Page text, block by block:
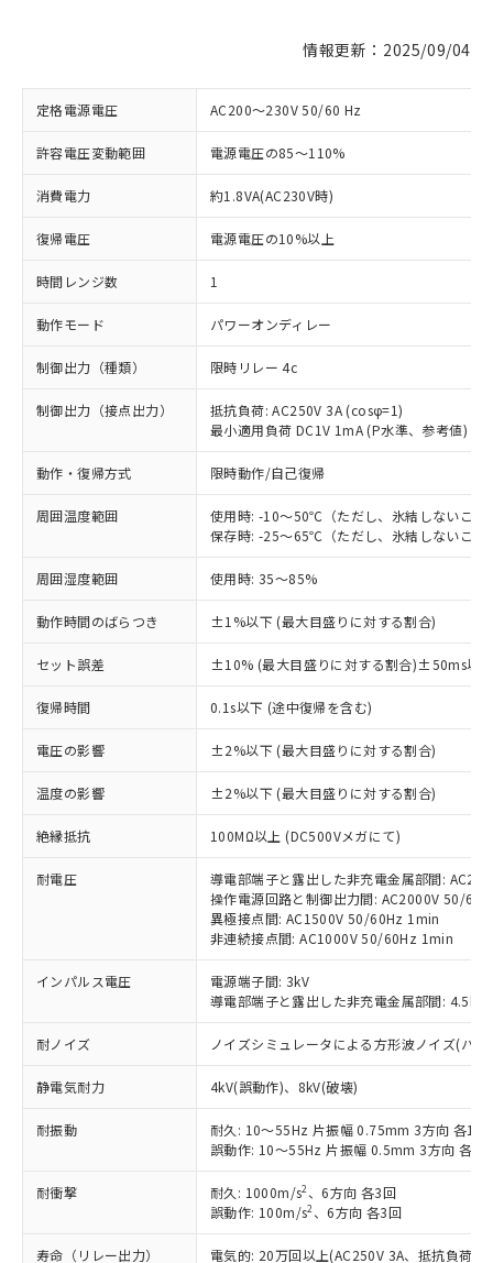
情報更新：2025/09/04
定格電源電圧 AC200～230V 50/60 Hz
許容電圧変動範囲 電源電圧の85～110%
消費電力 約1.8VA(AC230V時)
復帰電圧 電源電圧の10%以上
時間レンジ数 1
動作モード パワーオンディレー
制御出力（種類） 限時リレー 4c
制御出力（接点出力）
抵抗負荷: AC250V 3A (cosφ=1)
最小適用負荷 DC1V 1mA (P水準、参考値)
動作・復帰方式 限時動作/自己復帰
周囲温度範囲
使用時: -10～50℃（ただし、氷結しないこと
保存時: -25～65℃（ただし、氷結しないこと
周囲湿度範囲 使用時: 35～85%
動作時間のばらつき ±1%以下 (最大目盛りに対する割合)
セット誤差 ±10% (最大目盛りに対する割合)±50ms以下
復帰時間 0.1s以下 (途中復帰を含む)
電圧の影響 ±2%以下 (最大目盛りに対する割合)
温度の影響 ±2%以下 (最大目盛りに対する割合)
絶縁抵抗 100MΩ以上 (DC500Vメガにて)
耐電圧
導電部端子と露出した非充電金属部間:
操作電源回路と制御出力間: AC2000V 50/
異極接点間: AC1500V 50/60Hz 1min
非連続接点間: AC1000V 50/60Hz 1min
インパルス電圧
電源端子間: 3kV
導電部端子と露出した非充電金属部間: 4.5kV
耐ノイズ ノイズシミュレータによる方形波ノイズ(パ
静電気耐力 4kV(誤動作)、8kV(破壊)
耐振動
耐久: 10～55Hz 片振幅 0.75mm 3方向 各1h
誤動作: 10～55Hz 片振幅 0.5mm 3方向 各
耐衝撃 耐久: 1000m/s2 、6方向 各3回
誤動作: 100m/s2 、6方向 各3回
寿命（リレー出力） 電気的: 20万回以上(AC250V 3A、抵抗負荷
ご利用条件
以下の条件をお読みいただき、同意のうえ
ご利用ください。
本サービスは、当社制御機器事業取扱
商品の当社在庫状況および標準価格
(税抜)を提供させていただくもので
当社制御機器事業取扱商品の中には、
本サービスの対象外となる商品もある
ことをご了承ください。
在庫状況および標準価格照会結果は、
記載している更新日時点での社内デー
タに基づき作成されるものであり、閲
覧された時点での実際の在庫および標
準価格とは異なる場合があることをご
※1 対応状況
対応済み：EU RoHS指令（10物質）の
非含有に対応した製品が提供可能な商品で
す。
対応予定：EU RoHS指令（10物質）の非含
有に対応した製品に切り替える予定のある
対応予定なし：EU RoHS指令（10物質）の
非含有に非対応の商品で、対応品を出す予
調査・確認中：EU RoHS指令（10物質）の
商品です。
非該当品：ライセンス料など無形物で、有
害物質有無と関係のない商品です。
仕入先様の事情により、非含有部品として
いたものが、含有品と判明した場合などや
むを得ず変更することがあります。
*EU RoHS指令（10物質）：
鉛(Pb) 1000ppm以下、 水銀(Hg) 1000ppm以下、 カド
ミウム(Cd) 100ppm以下、
六価クロム(Cr(Ⅵ)) 1000ppm以下、ポリ臭化ビフェニル
※1 中国RoHS○×表
基準値以下であることを示します。
「×」：最大均質材料含有率が中国RoHSの
基準値を超えていることを示します。
「－」：未確認です。当社販売部門へお問
い合わせください。
*中国RoHS10物質の基準値 (GB/T26572)：
Pb(鉛) :1000ppm、 Hg(水銀) : 1000ppm、 Cd(カドミウ
ム) : 100ppm、
当社は、これら貴社製品のうち、外国
為替および外国貿易法に定める商品
（以下｢規制貨物等」という）を輸出
または国外への提供する場合は、日本
国政府の輸出許可(または役務取引許
可)を取得するなどの必要な手続きを